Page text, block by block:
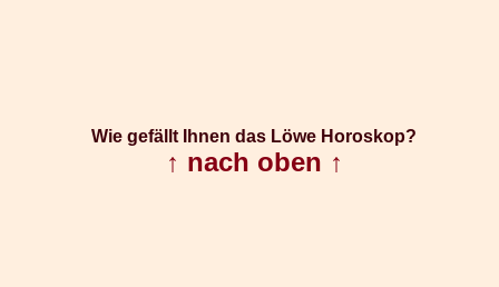
Wie gefällt Ihnen das Löwe Horoskop?
↑ nach oben ↑